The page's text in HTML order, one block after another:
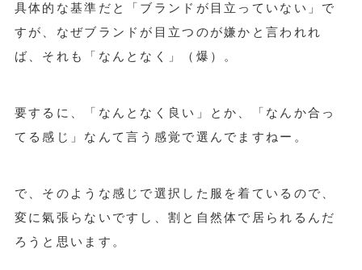
具体的な基準だと「ブランドが目立っていない」で
すが、なぜブランドが目立つのが嫌かと言われれ
ば、それも「なんとなく」（爆）。
要するに、「なんとなく良い」とか、「なんか合っ
てる感じ」なんて言う感覚で選んでますねー。
で、そのような感じで選択した服を着ているので、
変に氣張らないですし、割と自然体で居られるんだ
ろうと思います。